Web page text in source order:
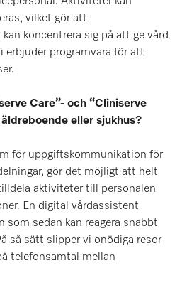
vilket gör att
koncentrera sig på att ge vård
erbjuder programvara för att
Care”- och “Cliniserve
eller sjukhus?
för uppgiftskommunikation för
gör det möjligt att helt
aktiviteter till personalen
En digital vårdassistent
som sedan kan reagera snabbt
så sätt slipper vi onödiga resor
telefonsamtal mellan